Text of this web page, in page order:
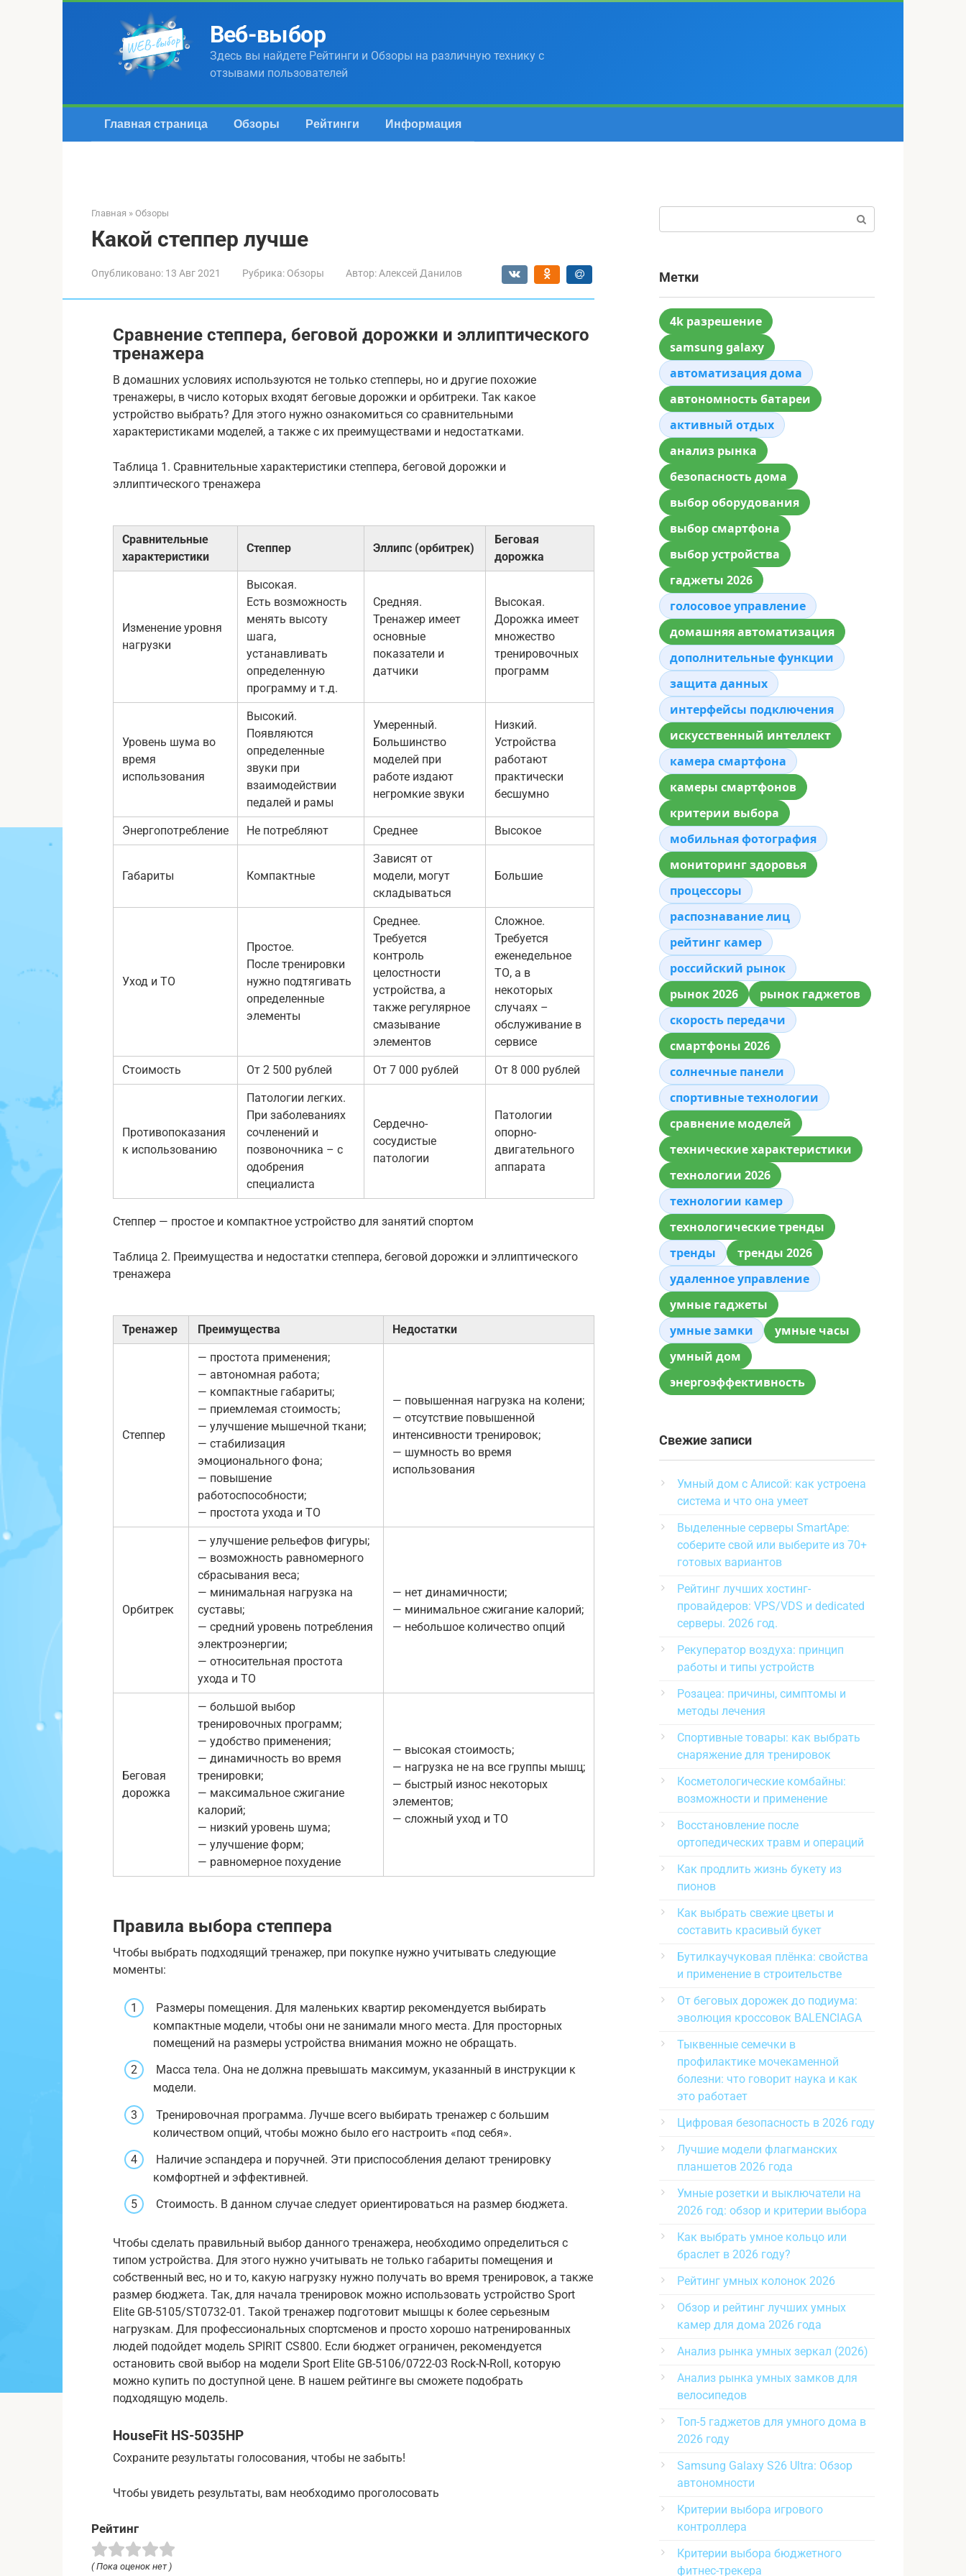
Веб-выбор
Здесь вы найдете Рейтинги и Обзоры на различную технику с
отзывами пользователей
Главная страница Обзоры Рейтинги Информация
Главная » Обзоры
Какой степпер лучше
Опубликовано: 13 Авг 2021 Рубрика: Обзоры Автор: Алексей Данилов
Сравнение степпера, беговой дорожки и эллиптического
тренажера
В домашних условиях используются не только степперы, но и другие похожие
тренажеры, в число которых входят беговые дорожки и орбитреки. Так какое
устройство выбрать? Для этого нужно ознакомиться со сравнительными
характеристиками моделей, а также с их преимуществами и недостатками.
Таблица 1. Сравнительные характеристики степпера, беговой дорожки и
эллиптического тренажера
Сравнительные
характеристики
Степпер Эллипс (орбитрек)
Беговая
дорожка
Изменение уровня
нагрузки
Высокая.
Есть возможность
менять высоту
шага,
устанавливать
определенную
программу и т.д.
Средняя.
Тренажер имеет
основные
показатели и
датчики
Высокая.
Дорожка имеет
множество
тренировочных
программ
Уровень шума во
время
использования
Высокий.
Появляются
определенные
звуки при
взаимодействии
педалей и рамы
Умеренный.
Большинство
моделей при
работе издают
негромкие звуки
Низкий.
Устройства
работают
практически
бесшумно
Энергопотребление Не потребляют Среднее Высокое
Габариты Компактные
Зависят от
модели, могут
складываться
Большие
Уход и ТО
Простое.
После тренировки
нужно подтягивать
определенные
элементы
Среднее.
Требуется
контроль
целостности
устройства, а
также регулярное
смазывание
элементов
Сложное.
Требуется
еженедельное
ТО, а в
некоторых
случаях –
обслуживание в
сервисе
Стоимость От 2 500 рублей От 7 000 рублей От 8 000 рублей
Противопоказания
к использованию
Патологии легких.
При заболеваниях
сочленений и
позвоночника – с
одобрения
специалиста
Сердечно-
сосудистые
патологии
Патологии
опорно-
двигательного
аппарата
Степпер — простое и компактное устройство для занятий спортом
Таблица 2. Преимущества и недостатки степпера, беговой дорожки и эллиптического
тренажера
Тренажер Преимущества Недостатки
Степпер
— простота применения;
— автономная работа;
— компактные габариты;
— приемлемая стоимость;
— улучшение мышечной ткани;
— стабилизация
эмоционального фона;
— повышение
работоспособности;
— простота ухода и ТО
— повышенная нагрузка на колени;
— отсутствие повышенной
интенсивности тренировок;
— шумность во время
использования
Орбитрек
— улучшение рельефов фигуры;
— возможность равномерного
сбрасывания веса;
— минимальная нагрузка на
суставы;
— средний уровень потребления
электроэнергии;
— относительная простота
ухода и ТО
— нет динамичности;
— минимальное сжигание калорий;
— небольшое количество опций
Беговая
дорожка
— большой выбор
тренировочных программ;
— удобство применения;
— динамичность во время
тренировки;
— максимальное сжигание
калорий;
— низкий уровень шума;
— улучшение форм;
— равномерное похудение
— высокая стоимость;
— нагрузка не на все группы мышц;
— быстрый износ некоторых
элементов;
— сложный уход и ТО
Правила выбора степпера
Чтобы выбрать подходящий тренажер, при покупке нужно учитывать следующие
моменты:
Размеры помещения. Для маленьких квартир рекомендуется выбирать
компактные модели, чтобы они не занимали много места. Для просторных
помещений на размеры устройства внимания можно не обращать.
Масса тела. Она не должна превышать максимум, указанный в инструкции к
модели.
Тренировочная программа. Лучше всего выбирать тренажер с большим
количеством опций, чтобы можно было его настроить «под себя».
Наличие эспандера и поручней. Эти приспособления делают тренировку
комфортней и эффективней.
Стоимость. В данном случае следует ориентироваться на размер бюджета.
Чтобы сделать правильный выбор данного тренажера, необходимо определиться с
типом устройства. Для этого нужно учитывать не только габариты помещения и
собственный вес, но и то, какую нагрузку нужно получать во время тренировок, а также
размер бюджета. Так, для начала тренировок можно использовать устройство Sport
Elite GB-5105/ST0732-01. Такой тренажер подготовит мышцы к более серьезным
нагрузкам. Для профессиональных спортсменов и просто хорошо натренированных
людей подойдет модель SPIRIT CS800. Если бюджет ограничен, рекомендуется
остановить свой выбор на модели Sport Elite GB-5106/0722-03 Rock-N-Roll, которую
можно купить по доступной цене. В нашем рейтинге вы сможете подобрать
подходящую модель.
HouseFit HS-5035HP
Сохраните результаты голосования, чтобы не забыть!
Чтобы увидеть результаты, вам необходимо проголосовать
Рейтинг
( Пока оценок нет )
Метки
4k разрешение
samsung galaxy
автоматизация дома
автономность батареи
активный отдых
анализ рынка
безопасность дома
выбор оборудования
выбор смартфона
выбор устройства
гаджеты 2026
голосовое управление
домашняя автоматизация
дополнительные функции
защита данных
интерфейсы подключения
искусственный интеллект
камера смартфона
камеры смартфонов
критерии выбора
мобильная фотография
мониторинг здоровья
процессоры
распознавание лиц
рейтинг камер
российский рынок
рынок 2026
рынок гаджетов
скорость передачи
смартфоны 2026
солнечные панели
спортивные технологии
сравнение моделей
технические характеристики
технологии 2026
технологии камер
технологические тренды
тренды
тренды 2026
удаленное управление
умные гаджеты
умные замки
умные часы
умный дом
энергоэффективность
Свежие записи
Умный дом с Алисой: как устроена
система и что она умеет
Выделенные серверы SmartApe:
соберите свой или выберите из 70+
готовых вариантов
Рейтинг лучших хостинг-
провайдеров: VPS/VDS и dedicated
серверы. 2026 год.
Рекуператор воздуха: принцип
работы и типы устройств
Розацеа: причины, симптомы и
методы лечения
Спортивные товары: как выбрать
снаряжение для тренировок
Косметологические комбайны:
возможности и применение
Восстановление после
ортопедических травм и операций
Как продлить жизнь букету из
пионов
Как выбрать свежие цветы и
составить красивый букет
Бутилкаучуковая плёнка: свойства
и применение в строительстве
От беговых дорожек до подиума:
эволюция кроссовок BALENCIAGA
Тыквенные семечки в
профилактике мочекаменной
болезни: что говорит наука и как
это работает
Цифровая безопасность в 2026 году
Лучшие модели флагманских
планшетов 2026 года
Умные розетки и выключатели на
2026 год: обзор и критерии выбора
Как выбрать умное кольцо или
браслет в 2026 году?
Рейтинг умных колонок 2026
Обзор и рейтинг лучших умных
камер для дома 2026 года
Анализ рынка умных зеркал (2026)
Анализ рынка умных замков для
велосипедов
Топ-5 гаджетов для умного дома в
2026 году
Samsung Galaxy S26 Ultra: Обзор
автономности
Критерии выбора игрового
контроллера
Критерии выбора бюджетного
фитнес-трекера